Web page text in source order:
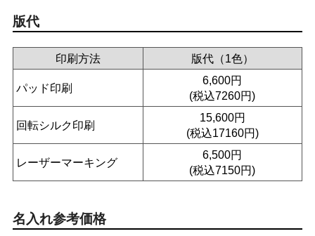
版代
印刷方法 版代（1色）
パッド印刷
6,600円
(税込7260円)
回転シルク印刷
15,600円
(税込17160円)
レーザーマーキング
6,500円
(税込7150円)
名入れ参考価格